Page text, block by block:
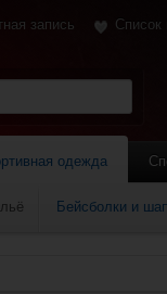
запись Список
одежда
Бейсболки и